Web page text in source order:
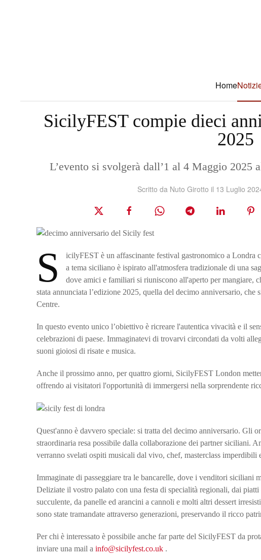
Home
SicilyFEST compie dieci
2025
L’evento si svolgerà dall’1 al 4 Maggio 2025
Scritto da Nuto Girotto il 13 Luglio
S
icilyFEST è un affascinante festival gastronomico a Londra
a tema siciliano è ispirato all'atmosfera tradizionale di una
dove amici e familiari si riuniscono all'aperto per mangiare,
stata annunciata l’edizione 2025, quella del decimo anniversario,
Centre.
In questo evento unico l’obiettivo è ricreare l'autentica vivacità e il
celebrazioni di paese. Immaginatevi di trovarvi circondati da volti
suoni gioiosi di risate e musica.
Anche il prossimo anno, per quattro giorni, SicilyFEST London
offrendo ai visitatori l'opportunità di immergersi nella sorprendente
Quest'anno è davvero speciale: si tratta del decimo anniversario. Gli
straordinaria resa possibile dalla collaborazione dei partner siciliani.
verranno svelati ospiti musicali dal vivo, chef, masterclass imperdibili
Immaginate di passeggiare tra le bancarelle, dove i venditori siciliani
Deliziate il vostro palato con una festa di specialità regionali, dai
succulente, da panelle ed arancini a cannoli e molti altri dessert
sono state tramandate attraverso generazioni, preservando il ricco
Per chi è interessato è possibile anche far parte del SicilyFEST da
inviare una mail a info@sicilyfest.co.uk .